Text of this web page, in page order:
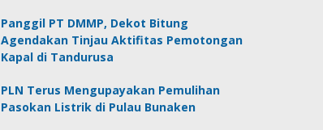
Panggil PT DMMP, Dekot Bitung
Agendakan Tinjau Aktifitas Pemotongan
Kapal di Tandurusa
PLN Terus Mengupayakan Pemulihan
Pasokan Listrik di Pulau Bunaken